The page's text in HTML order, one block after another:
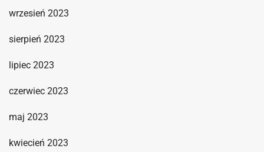
wrzesień 2023
sierpień 2023
lipiec 2023
czerwiec 2023
maj 2023
kwiecień 2023